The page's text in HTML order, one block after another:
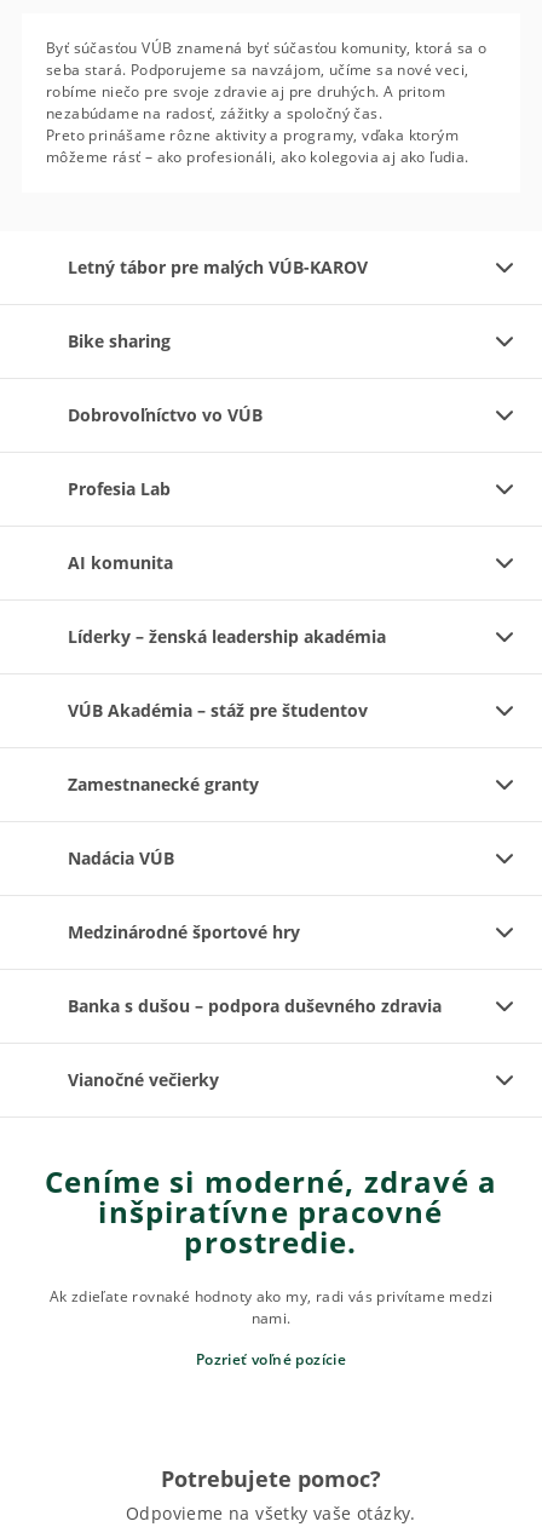
Byť súčasťou VÚB znamená byť súčasťou komunity, ktorá sa o
seba stará. Podporujeme sa navzájom, učíme sa nové veci,
robíme niečo pre svoje zdravie aj pre druhých. A pritom
nezabúdame na radosť, zážitky a spoločný čas.
Preto prinášame rôzne aktivity a programy, vďaka ktorým
môžeme rásť – ako profesionáli, ako kolegovia aj ako ľudia.
Letný tábor pre malých VÚB-KAROV
Bike sharing
Dobrovoľníctvo vo VÚB
Profesia Lab
AI komunita
Líderky – ženská leadership akadémia
VÚB Akadémia – stáž pre študentov
Zamestnanecké granty
Nadácia VÚB
Medzinárodné športové hry
Banka s dušou – podpora duševného zdravia
Vianočné večierky
Ceníme si moderné, zdravé a
inšpiratívne pracovné
prostredie.
Ak zdieľate rovnaké hodnoty ako my, radi vás privítame medzi
nami.
Pozrieť voľné pozície
Potrebujete pomoc?
Odpovieme na všetky vaše otázky.